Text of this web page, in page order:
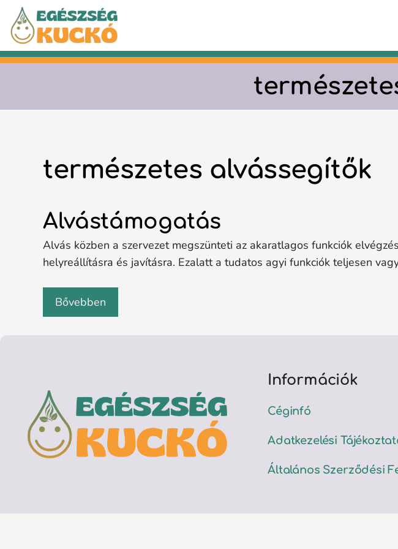
Kilépés
tartalomba
természetes alvássegítők
Alvástámogatás
Alvás közben a szervezet megszünteti az akaratlagos funkciók
helyreállításra és javításra. Ezalatt a tudatos agyi funkciók teljesen
Bővebben
Információk
Céginfó
Adatkezelési
Általános Szerződési